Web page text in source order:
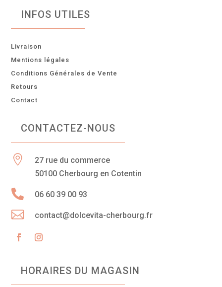
INFOS UTILES
Livraison
Mentions légales
Conditions Générales de Vente
Retours
Contact
CONTACTEZ-NOUS

27 rue du commerce
50100 Cherbourg en Cotentin
 06 60 39 00 93
 contact@dolcevita-cherbourg.fr
HORAIRES DU MAGASIN